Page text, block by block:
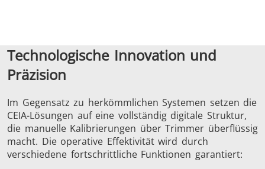
Technologische Innovation und
Präzision
Im Gegensatz zu herkömmlichen Systemen setzen die
CEIA-Lösungen auf eine vollständig digitale Struktur,
die manuelle Kalibrierungen über Trimmer überflüssig
macht. Die operative Effektivität wird durch
verschiedene fortschrittliche Funktionen garantiert: